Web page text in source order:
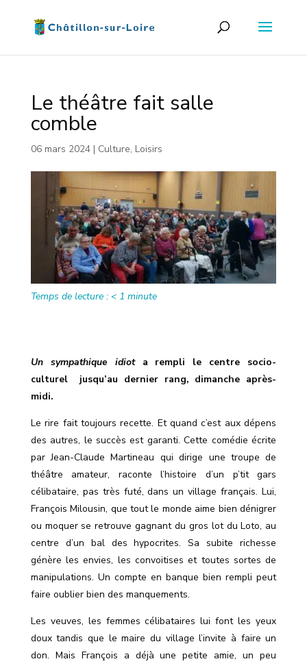
Le théâtre fait salle
comble
06 mars 2024| Culture, Loisirs
Temps de lecture : < 1 minute
Un sympathique idiota rempli le centre socio-
culturel
jusqu’au dernier rang, dimanche après-
midi.
Le rire fait toujours recette. Et quand c’est aux dépens
des autres, le succès est garanti. Cette comédie écrite
par Jean-Claude Martineau qui dirige une troupe de
théâtre amateur, raconte l’histoire d’un p’tit gars
célibataire, pas très futé, dans un village français. Lui,
François Milousin, que tout le monde aime bien dénigrer
ou moquer se retrouve gagnant du gros lot du Loto, au
centre d’un bal des hypocrites. Sa subite richesse
génère les envies, les convoitises et toutes sortes de
manipulations. Un compte en banque bien rempli peut
faire oublier bien des manquements.
Les veuves, les femmes célibataires lui font les yeux
doux tandis que le maire du village l’invite à faire un
don. Mais François a déjà une petite amie, un peu